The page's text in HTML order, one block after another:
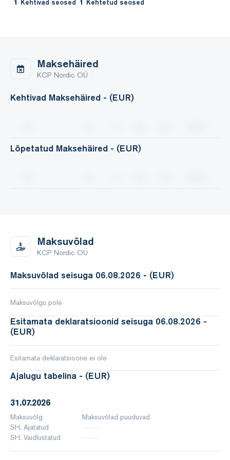
1 Kehtivad seosed 1 Kehtetud seosed
Maksehäired
KCP Nordic OÜ
Kehtivad Maksehäired - (EUR)
Lõpetatud Maksehäired - (EUR)
Maksuvõlad
KCP Nordic OÜ
Maksuvõlad seisuga 06.08.2026 - (EUR)
Maksuvõlgu pole
Esitamata deklaratsioonid seisuga 06.08.2026 -
(EUR)
Esitamata deklaratsioone ei ole
Ajalugu tabelina - (EUR)
31.07.2026
Maksuvõlg
Maksuvõlad puuduvad
SH. Ajatatud
SH. Vaidlustatud